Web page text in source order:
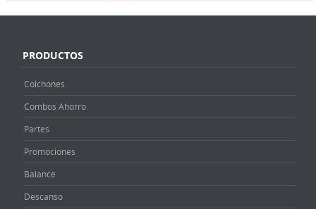
PRODUCTOS
Colchones
Combos Ahorro
Partes
Promociones
Balance
Descanso